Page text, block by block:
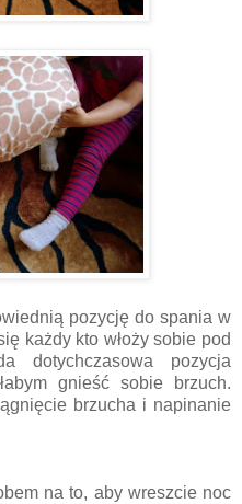
pozycję do spania w
każdy kto włoży sobie pod
dotychczasowa pozycja
gnieść sobie brzuch.
brzucha i napinanie
na to, aby wreszcie noc